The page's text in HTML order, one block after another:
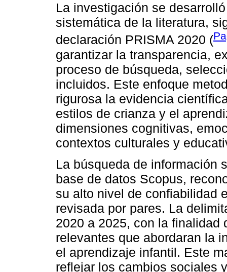
La investigación se
sistemática de la literatura,
declaración PRISMA 2020 (
garantizar la transparencia,
proceso de búsqueda,
incluidos. Este enfoque
rigurosa la evidencia
estilos de crianza y el
dimensiones cognitivas,
contextos culturales y
La búsqueda de información
base de datos Scopus,
su alto nivel de confiabilidad
revisada por pares. La
2020 a 2025, con la
relevantes que abordaran la
el aprendizaje infantil. Este
reflejar los cambios sociales